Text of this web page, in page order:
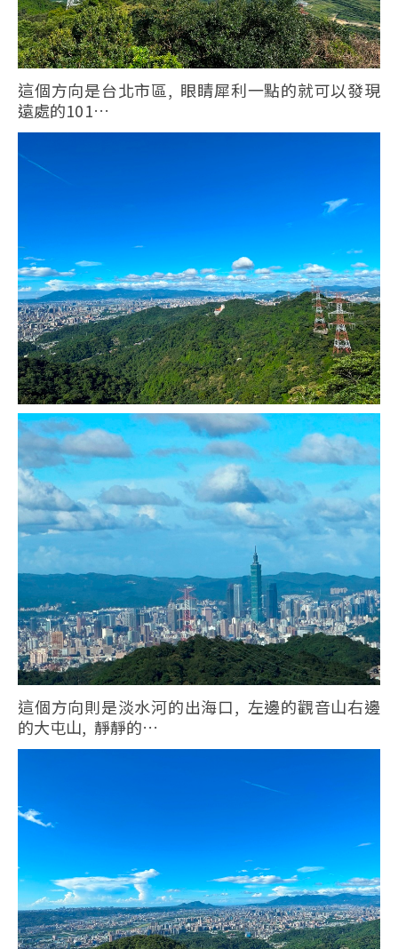
這個方向是台北市區, 眼睛犀利一點的就可以發現
遠處的101…
這個方向則是淡水河的出海口, 左邊的觀音山右邊
的大屯山, 靜靜的…